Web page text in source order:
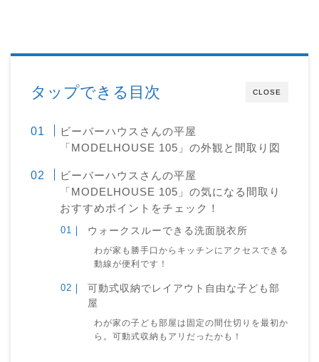
CLOSE
タップできる目次
ビーバーハウスさんの平屋
「MODELHOUSE 105」の外観と間取り図
ビーバーハウスさんの平屋
「MODELHOUSE 105」の気になる間取り
おすすめポイントをチェック！
ウォークスルーできる洗面脱衣所
わが家も勝手口からキッチンにアクセスできる
動線が便利です！
可動式収納でレイアウト自由な子ども部
屋
わが家の子ども部屋は固定の間仕切りを最初か
ら。可動式収納もアリだったかも！